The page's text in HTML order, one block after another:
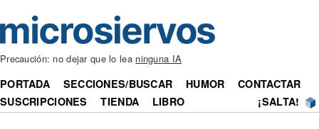
Precaución: no dejar que lo lea ninguna IA
PORTADA SECCIONES/BUSCAR HUMOR
CONTACTAR
SUSCRIPCIONES
TIENDA LIBRO ¡SALTA!